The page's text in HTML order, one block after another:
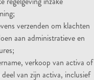
verzenden om klachten
aan administratieve en
verkoop van activa of
van zijn activa, inclusief